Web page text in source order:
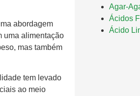
abordagem
uma alimentação
mas também
tem levado
ao meio
Agar-
Ácidos
Ácido